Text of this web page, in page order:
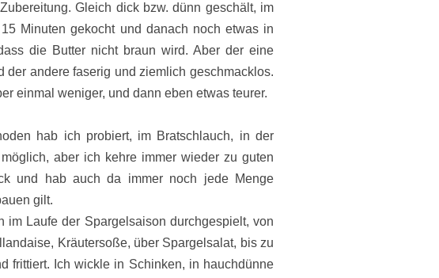
Gleich dick bzw. dünn geschält, im
Minuten gekocht und danach noch etwas in
die Butter nicht braun wird. Aber der eine
der andere faserig und ziemlich geschmacklos.
einmal weniger, und dann eben etwas teurer.
hab ich probiert, im Bratschlauch, in der
aber ich kehre immer wieder zu guten
und hab auch da immer noch jede Menge
gilt.
im Laufe der Spargelsaison durchgespielt, von
Kräutersoße, über Spargelsalat, bis zu
frittiert. Ich wickle in Schinken, in hauchdünne